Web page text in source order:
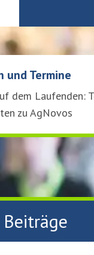
und Termine
dem Laufenden:
zu AgNovos